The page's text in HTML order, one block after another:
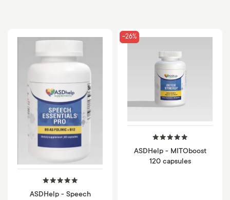
ASDHelp - Speech
-26%
ASDHelp - MITOboost
120 capsules